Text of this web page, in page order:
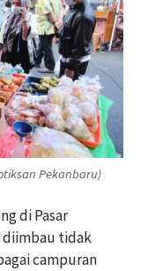
Pekanbaru)
di Pasar
diimbau tidak
campuran